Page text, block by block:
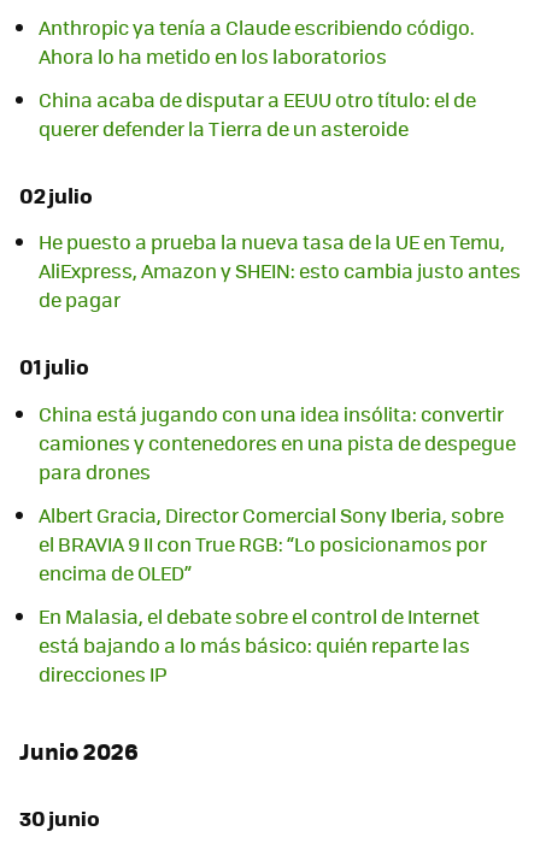
Anthropic ya tenía a Claude escribiendo código.
Ahora lo ha metido en los laboratorios
China acaba de disputar a EEUU otro título: el de
querer defender la Tierra de un asteroide
02 julio
He puesto a prueba la nueva tasa de la UE en Temu,
AliExpress, Amazon y SHEIN: esto cambia justo antes
de pagar
01 julio
China está jugando con una idea insólita: convertir
camiones y contenedores en una pista de despegue
para drones
Albert Gracia, Director Comercial Sony Iberia, sobre
el BRAVIA 9 II con True RGB: “Lo posicionamos por
encima de OLED”
En Malasia, el debate sobre el control de Internet
está bajando a lo más básico: quién reparte las
direcciones IP
Junio 2026
30 junio